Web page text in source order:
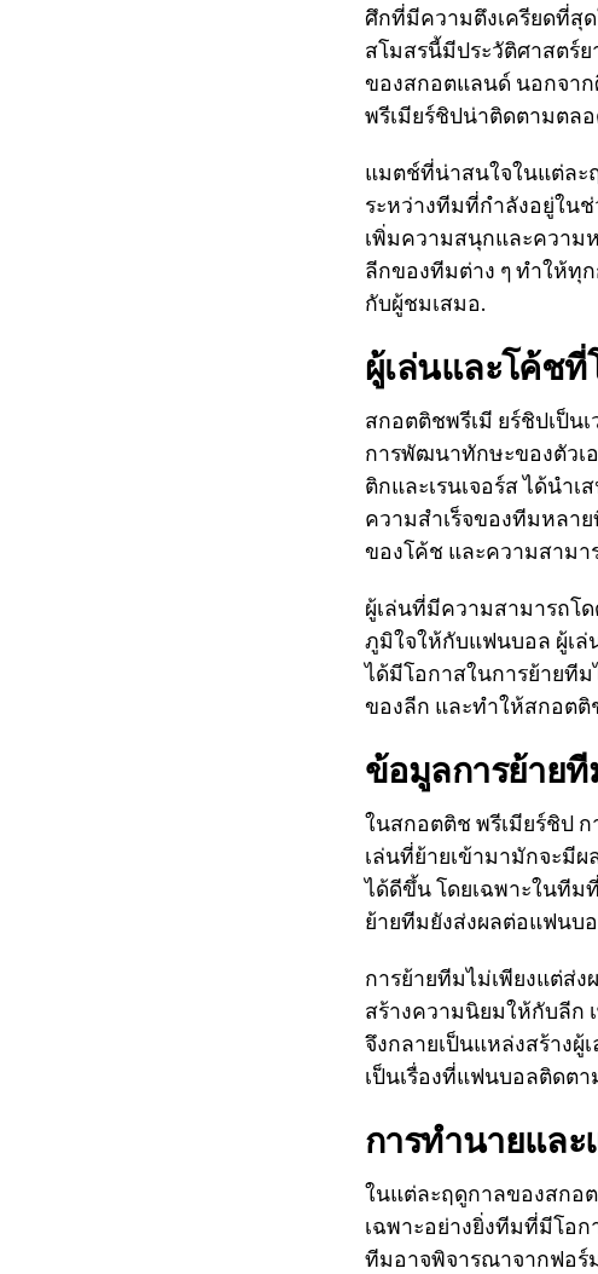
ศึกที่มีความตึงเครียดที่สุ
สโมสรนี้มีประวัติศาสตร์
ของสกอตแลนด์ นอกจา
พรีเมียร์ชิปน่าติดตามตลอ
แมตช์ที่น่าสนใจในแต่ละ
ระหว่างทีมที่กำลังอยู่ใน
เพิ่มความสนุกและความ
ลีกของทีมต่าง ๆ ทำให้ทุ
กับผู้ชมเสมอ.
ผู้เล่นและโค้ชที่
สกอตติชพรีเมี ยร์ชิปเป็น
การพัฒนาทักษะของตัวเ
ติกและเรนเจอร์ส ได้นำ
ความสำเร็จของทีมหลา
ของโค้ช และความสาม
ผู้เล่นที่มีความสามารถโ
ภูมิใจให้กับแฟนบอล ผู้เล่
ได้มีโอกาสในการย้ายที
ของลีก และทำให้สกอตติ
ข้อมูลการย้ายที
ในสกอตติช พรีเมียร์ชิป
เล่นที่ย้ายเข้ามามักจะมี
ได้ดีขึ้น โดยเฉพาะในทีม
ย้ายทีมยังส่งผลต่อแฟนบ
การย้ายทีมไม่เพียงแต่ส่ง
สร้างความนิยมให้กับลีก
จึงกลายเป็นแหล่งสร้าง
เป็นเรื่องที่แฟนบอลติดตา
การทำนายแล
ในแต่ละฤดูกาลของสกอ
เฉพาะอย่างยิ่งทีมที่มีโอ
ทีมอาจพิจารณาจากฟอร์